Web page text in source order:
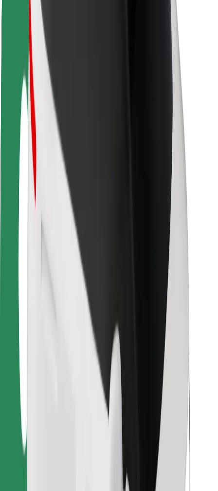
Vairuotojų saugumas
Paspirtukų saugumas
Saugumo laboratorija
Miestai
Vietovės
Sprendimai miestams
Oro uostai
„Bolt“ įkrovimo stotelės
Pagalba
Keleiviams
Vairuotojams
Kurjeriams
„Bolt Food“
Automobilių nuomos įmonių savininkams
„Bolt for Business“
Paslaugų teikėjai
Automobilis atvyks per kelias minutes!
Atsisiųsti programėlę „Bolt“
Atsisiųsti programėlę „Bolt Food“